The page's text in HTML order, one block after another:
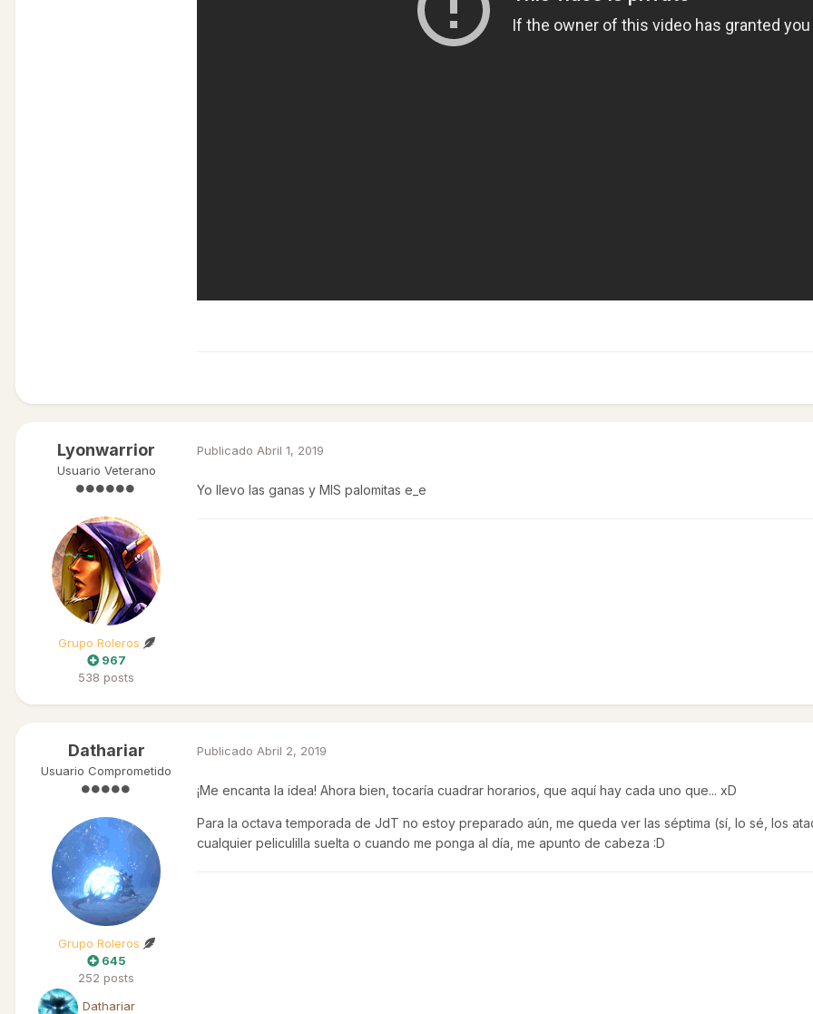
Lyonwarrior
Usuario Veterano
Grupo Roleros
967
538 posts
Publicado Abril 1, 2019
Yo llevo las ganas y MIS palomitas e_e
Dathariar
Usuario Comprometido
Grupo Roleros
645
252 posts
Dathariar
Publicado Abril 2, 2019
¡Me encanta la idea! Ahora bien, tocaría cuadrar horarios, que aquí hay cada uno que... xD
Para la octava temporada de JdT no estoy preparado aún, me queda ver las séptima (sí, lo sé, los
cualquier peliculilla suelta o cuando me ponga al día, me apunto de cabeza :D